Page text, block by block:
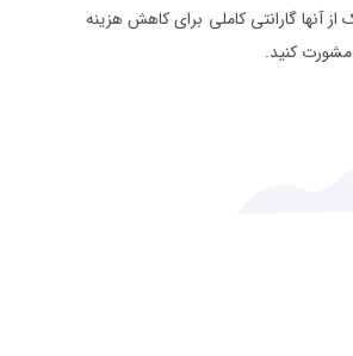
آنها گارانتی کاملی برای کاهش هزینه
مشورت کنید.